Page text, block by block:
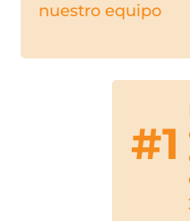
nuestro equipo
#1